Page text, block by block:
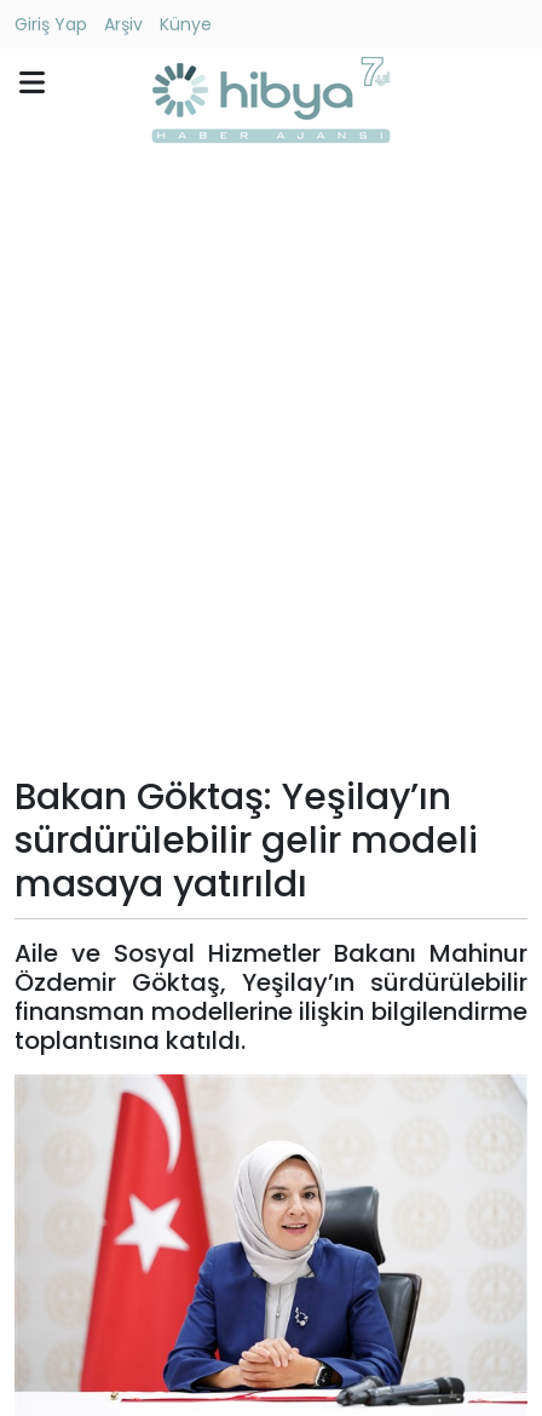
Giriş Yap Arşiv
Künye
Künye
Giriş
Yap
Bakan Göktaş: Yeşilay’ın
sürdürülebilir gelir modeli
masaya yatırıldı
Aile ve Sosyal Hizmetler Bakanı Mahinur
Özdemir Göktaş, Yeşilay’ın sürdürülebilir
finansman modellerine ilişkin bilgilendirme
toplantısına katıldı.